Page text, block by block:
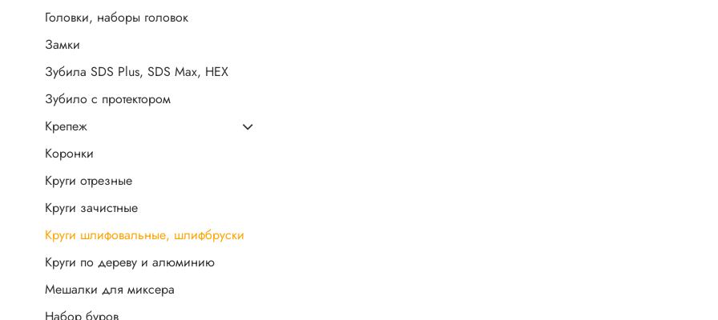
Головки, наборы головок
Замки
Зубила SDS Plus, SDS Max, HEX
Зубило с протектором
Крепеж
Коронки
Круги отрезные
Круги зачистные
Круги шлифовальные, шлифбруски
Круги по дереву и алюминию
Мешалки для миксера
Набор буров